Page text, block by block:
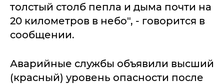
толстый столб пепла и дыма почти на
20 километров в небо", - говорится в
сообщении.
Аварийные службы объявили высший
(красный) уровень опасности после